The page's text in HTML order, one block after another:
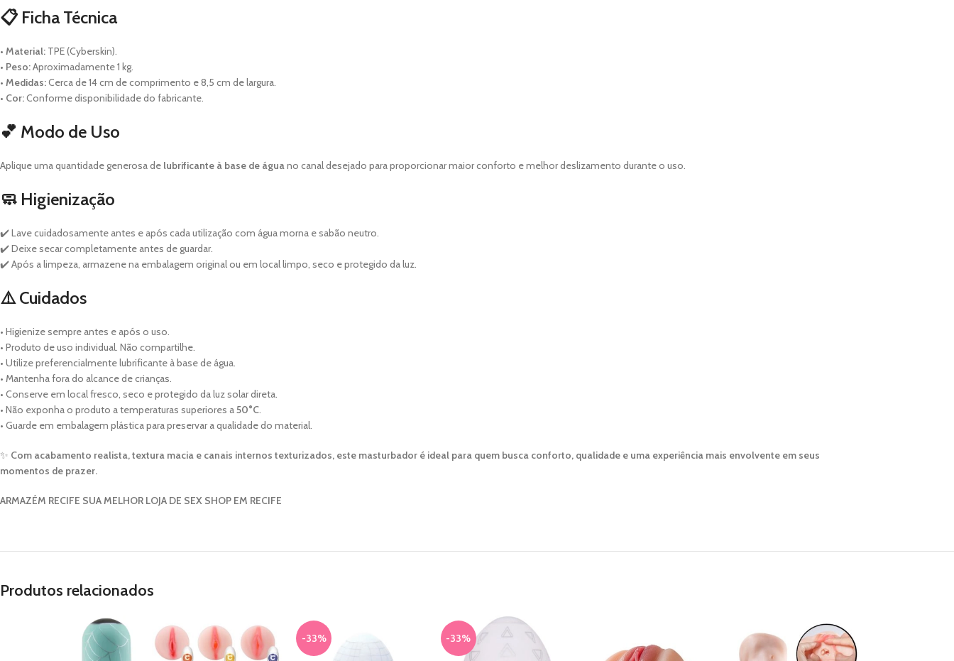
📋 Ficha Técnica
• Material: TPE (Cyberskin).
• Peso:Aproximadamente 1 kg.
• Medidas:Cerca de 14 cm de comprimento e 8,5 cm de largura.
• Cor:Conforme disponibilidade do fabricante.
💕 Modo de Uso
Aplique uma quantidade generosa de lubrificante à base de águano canal desejado para proporcionar maior conforto e melhor deslizamento durante o uso.
🧼 Higienização
✔️ Lave cuidadosamente antes e após cada utilização com água morna e sabão neutro.
✔️ Deixe secar completamente antes de guardar.
✔️ Após a limpeza, armazene na embalagem original ou em local limpo, seco e protegido da luz.
⚠️ Cuidados
• Higienize sempre antes e após o uso.
• Produto de uso individual. Não compartilhe.
• Utilize preferencialmente lubrificante à base de água.
• Mantenha fora do alcance de crianças.
• Conserve em local fresco, seco e protegido da luz solar direta.
• Não exponha o produto a temperaturas superiores a50°C.
• Guarde em embalagem plástica para preservar a qualidade do material.
✨ Com acabamento realista, textura macia e canais internos texturizados, este masturbador é ideal para quem busca conforto, qualidade e uma experiência mais envolvente em seus
momentos de prazer.
ARMAZÉM RECIFE SUA MELHOR LOJA DE SEX SHOP EM RECIFE
Produtos relacionados
-33% -33%